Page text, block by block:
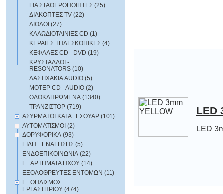
ΓΙΑ ΣΤΑΘΕΡΟΠΟΙΗΤΕΣ (25)
ΔΙΑΚΟΠΤΕΣ TV (22)
ΔΙΟΔΟΙ (27)
ΚΑΛΩΔΙΟΤΑΙΝΙΕΣ CD (1)
ΚΕΡΑΙΕΣ ΤΗΛΕΣΚΟΠΙΚΕΣ (4)
ΚΕΦΑΛΕΣ CD - DVD (19)
ΚΡΥΣΤΑΛΛΟΙ -
RESONATORS (10)
ΛΑΣΤΙΧΑΚΙΑ AUDIO (5)
ΜΟΤΕΡ CD - AUDIO (2)
ΟΛΟΚΛΗΡΩΜΕΝΑ (1340)
ΤΡΑΝΖΙΣΤΟΡ (719)
ΑΣΥΡΜΑΤΟΙ ΚΑΙ ΑΞΕΣΟΥΑΡ (101)
ΑΥΤΟΜΑΤΙΣΜΟΙ (2)
ΔΟΡΥΦΟΡΙΚΑ (93)
ΕΙΔΗ ΞΕΝΑΓΗΣΗΣ (5)
ΕΝΔΟΕΠΙΚΟΙΝΩΝΙΑ (22)
ΕΞΑΡΤΗΜΑΤΑ HXOY (14)
ΕΞΟΛΟΘΡΕΥΤΕΣ ΕΝΤΟΜΩΝ (11)
ΕΞΟΠΛΙΣΜΟΣ
ΕΡΓΑΣΤΗΡΙΟΥ (474)
LED
LED